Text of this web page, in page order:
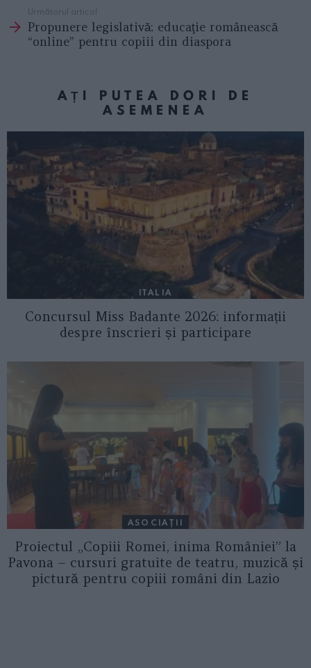
Următorul articol
Propunere legislativă: educaţie românească
“online” pentru copiii din diaspora
AȚI PUTEA DORI DE
ASEMENEA
ITALIA
Concursul Miss Badante 2026: informații
despre înscrieri și participare
ASOCIAŢII
Proiectul „Copiii Romei, inima României” la
Pavona – cursuri gratuite de teatru, muzică și
pictură pentru copiii români din Lazio